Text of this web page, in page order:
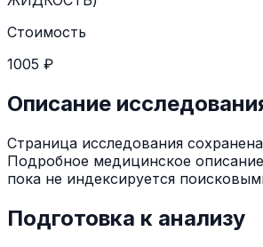
Стоимость
1005 ₽
Описание
Страница исследования
Подробное медицинское
пока не индексируется
Подготовка к анализу